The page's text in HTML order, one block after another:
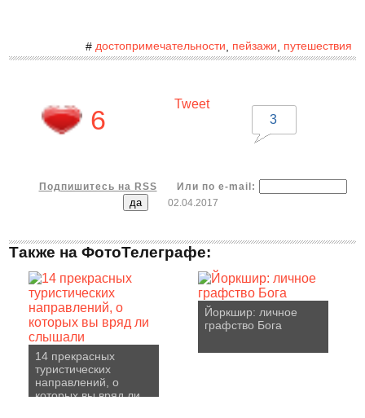
# достопримечательности пейзажи путешествия
6
Tweet
3
Подпишитесь на RSS
Или по e-mail:
02.04.2017
Также на ФотоТелеграфе:
14 прекрасных
туристических
направлений, о
которых вы вряд ли
Йоркшир: личное
графство Бога